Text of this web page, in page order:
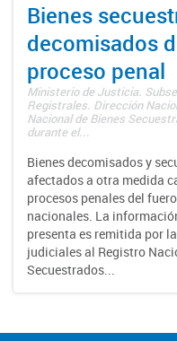
Bienes
decomisados
proceso penal
Ministerio de Justicia.
Registrales. Dirección
Nacional de Bienes
durante el...
Bienes decomisados y
afectados a otra medida
procesos penales del
nacionales. La
presenta es remitida por
judiciales al Registro
Secuestrados...